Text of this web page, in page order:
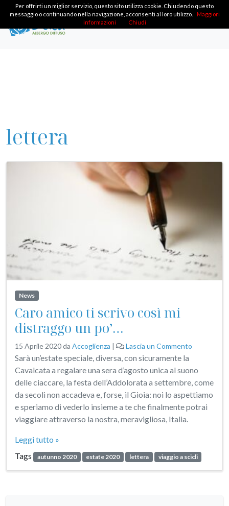
lettera
News
Caro amico ti scrivo così mi
distraggo un po’…
15 Aprile 2020da Accoglienza | Lascia un Commento
Sarà un’estate speciale, diversa, con sicuramente la
Cavalcata a regalare una sera d’agosto unica al suono
delle ciaccare, la festa dell’Addolorata a settembre, come
da secoli non accadeva e, forse, il Gioia: noi lo aspettiamo
e speriamo di vederlo insieme a te che finalmente potrai
viaggiare attraverso la nostra, meravigliosa, Italia.
Leggi tutto »
Tags
autunno 2020 estate 2020 lettera viaggio a scicli
Per offrirti un miglior servizio, questo sito utilizza cookie. Chiudendo questo
messaggio o continuando nella navigazione, acconsenti al loro utilizzo.
Maggiori
informazioni
Chiudi